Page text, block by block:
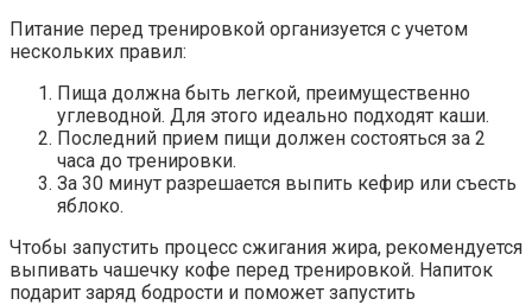
Питание перед тренировкой организуется с учетом
нескольких правил:
Пища должна быть легкой, преимущественно
углеводной. Для этого идеально подходят каши.
Последний прием пищи должен состояться за 2
часа до тренировки.
За 30 минут разрешается выпить кефир или съесть
яблоко.
Чтобы запустить процесс сжигания жира, рекомендуется
выпивать чашечку кофе перед тренировкой. Напиток
подарит заряд бодрости и поможет запустить